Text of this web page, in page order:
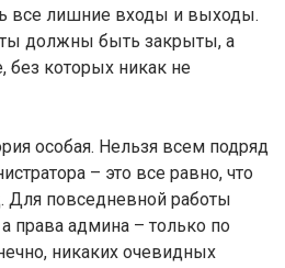
все лишние входы и выходы.
должны быть закрыты, а
без которых никак не
особая. Нельзя всем подряд
– это все равно, что
Для повседневной работы
права админа – только по
никаких очевидных